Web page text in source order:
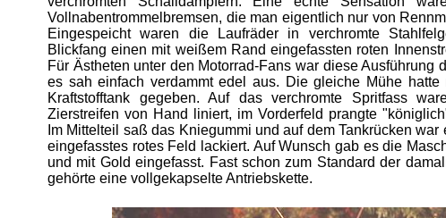
Vollnabentrommelbremsen, die man eigentlich nur von
Eingespeicht waren die Laufräder in verchromte
Blickfang einen mit weißem Rand eingefassten roten
Für Ästheten unter den Motorrad-Fans war diese Ausführung
es sah einfach verdammt edel aus. Die gleiche Mühe
Kraftstofftank gegeben. Auf das verchromte Spritfass
Zierstreifen von Hand liniert, im Vorderfeld prangte
Im Mittelteil saß das Kniegummi und auf dem Tankrücken
eingefasstes rotes Feld lackiert. Auf Wunsch gab es die
und mit Gold eingefasst. Fast schon zum Standard der
gehörte eine vollgekapselte Antriebskette.